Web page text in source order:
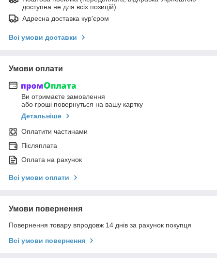
доступна не для всіх позицій)
Адресна доставка кур'єром
Всі умови доставки
Умови оплати
Ви отримаєте замовлення
або гроші повернуться на вашу картку
Детальніше
Оплатити частинами
Післяплата
Оплата на рахунок
Всі умови оплати
Умови повернення
Повернення товару впродовж 14 днів за рахунок покупця
Всі умови повернення